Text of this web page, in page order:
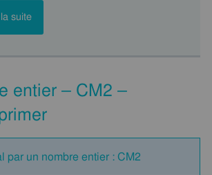
suite
entier – CM2 –
par un nombre entier : CM2